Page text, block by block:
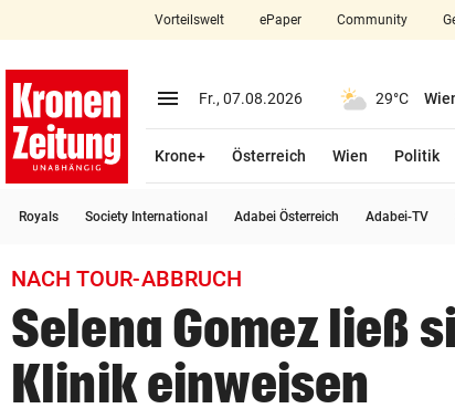
closeSchließen
account_circle Anmelden
arrow_right
Suchbegriff
eingeben
Vorteilswelt ePaper Community
menu Menü aufklappen
Fr., 07.08.2026 29°C
Krone+ Österreich Wien Politik
Royals Society International Adabei Österreich Adabei-TV
NACH TOUR-ABBRUCH
Selena Gomez ließ
Klinik einweisen